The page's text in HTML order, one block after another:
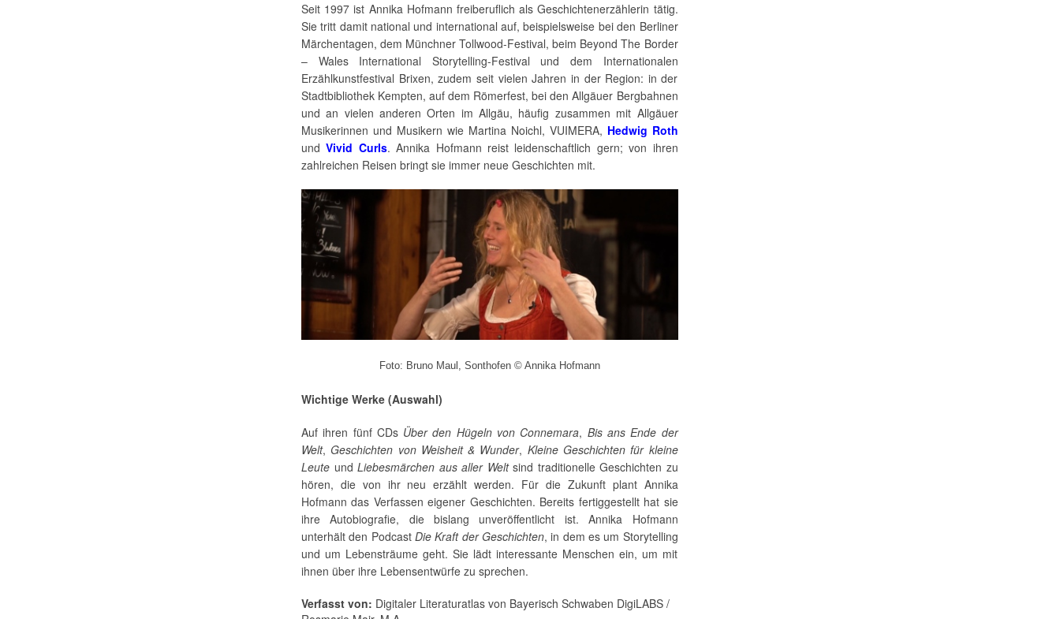
Seit 1997 ist Annika Hofmann freiberuflich als Geschichtenerzählerin tätig.
Sie tritt damit national und international auf, beispielsweise bei den Berliner
Märchentagen, dem Münchner Tollwood-Festival, beim Beyond The Border
– Wales International Storytelling-Festival und dem Internationalen
Erzählkunstfestival Brixen, zudem seit vielen Jahren in der Region: in der
Stadtbibliothek Kempten, auf dem Römerfest, bei den Allgäuer Bergbahnen
und an vielen anderen Orten im Allgäu, häufig zusammen mit Allgäuer
Musikerinnen und Musikern wie Martina Noichl, VUIMERA, Hedwig Roth
undVivid Curls. Annika Hofmann reist leidenschaftlich gern; von ihren
zahlreichen Reisen bringt sie immer neue Geschichten mit.
Foto: Bruno Maul, Sonthofen © Annika Hofmann
Wichtige Werke (Auswahl)
Auf ihren fünf CDs Über den Hügeln von Connemara, Bis ans Ende der
Welt, Geschichten von Weisheit & Wunder, Kleine Geschichten für kleine
Leute und Liebesmärchen aus aller Weltsind traditionelle Geschichten zu
hören, die von ihr neu erzählt werden. Für die Zukunft plant Annika
Hofmann das Verfassen eigener Geschichten. Bereits fertiggestellt hat sie
ihre Autobio­grafie, die bislang unveröffentlicht ist. Annika Hofmann
unterhält den Podcast Die Kraft der Geschichten, in dem es um Storytelling
und um Lebensträume geht. Sie lädt interessante Menschen ein, um mit
ihnen über ihre Lebensentwürfe zu sprechen.
Verfasst von: Digitaler Literaturatlas von Bayerisch Schwaben DigiLABS /